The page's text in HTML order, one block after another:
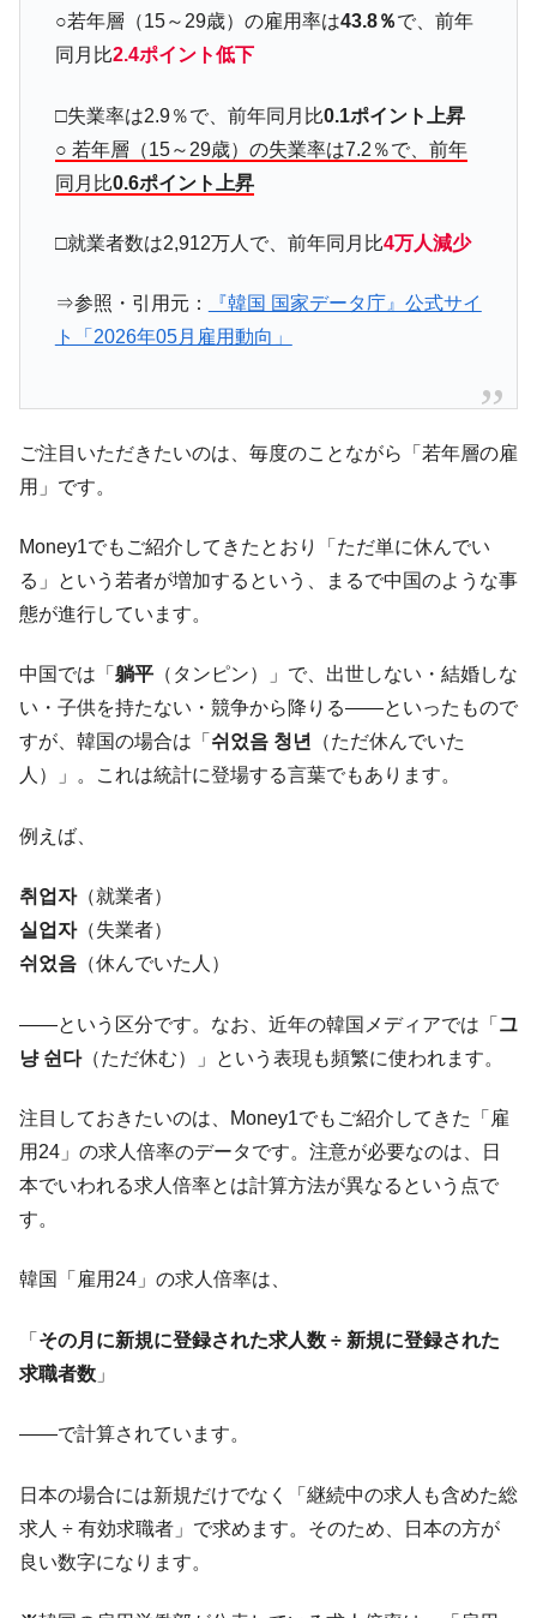
『Money1』
韓国製造業「半導体絶好調」のウラで他業
種は全般的「不調」⇒ PSIが示す現況は決して良くない。
ン』1人当たり賠償10万ウォンを認定 ⇒ 総額3兆7,000億
『Money1』 韓国で猛暑。南東部では干ばつ
『Money1』
韓国型イージス搭載の次世代駆逐艦
に韓国がいっちょがみしたのでは。
『Money1』
韓国政府『BYD』車への補助金を全廃 ⇒ 実
く空港に詰めかけ「出て行け！」「極右勢力」のプラカー
ドを掲げる「在韓反米勢力」
ータセンター整備」⇒ だから無理だってば。
『Money1』
JPモルガン「韓国レバレッジETFの清算は
ほぼ終わった」
発。
『Money1』
韓国政府「ニセＫ-ブランドを通報しようキ
ャンペーン」⇒ あの名物教授も登場！
『Money1』
韓国「橋が落ちました」⇒ 耐久性「なさす
『Money1』
にぶん殴る法案」提出！⇒ クーパン問題は合衆国企業に対
する差別。許してはおかぬ
他人事のような発言。
『Money1』
韓国半導体『SKハイニックス』2026年2Qの
『Money1』
韓国･加徳島新国際空港「またも暗礁」の危
機 ⇒ 10.7兆では損が出るからできない。
日(水)もサイドカー・サーキットブレイカーの二段コンボ
『Money1』
のは政界の責任だ」
Fact1
日本の誇る海洋資源調査船『白嶺』は先進技術の
Fact1
夏の甲子園、優勝校を最も多く輩出している都道
府県とは？
Fact1 今話題の「楽天ライオンズ」とは？
○若年層（15～29歳）の雇用率は43.8％で、前年
同月比2.4ポイント低下
□失業率は2.9％で、前年同月比0.1ポイント上昇
○ 若年層（15～29歳）の失業率は7.2％で、前年
同月比0.6ポイント上昇
□就業者数は2,912万人で、前年同月比4万人減少
⇒参照・引用元：
『韓国 国家データ庁』公式サイ
ト「2026年05月雇用動向」
ご注目いただきたいのは、毎度のことながら「若年層の雇
用」です。
Money1でもご紹介してきたとおり「ただ単に休んでい
る」という若者が増加するという、まるで中国のような事
態が進行しています。
中国では「 躺平 （タンピン）」で、出世しない・結婚しな
い・子供を持たない・競争から降りる――といったもので
すが、韓国の場合は「 쉬었음 청년 （ただ休んでいた
人）」。これは統計に登場する言葉でもあります。
例えば、
취업자（就業者）
실업자（失業者）
쉬었음 （休んでいた人）
――という区分です。なお、近年の韓国メディアでは「 그
냥 쉰다（ただ休む）」という表現も頻繁に使われます。
注目しておきたいのは、Money1でもご紹介してきた「雇
用24」の求人倍率のデータです。注意が必要なのは、日
本でいわれる求人倍率とは計算方法が異なるという点で
す。
韓国「雇用24」の求人倍率は、
「 その月に新規に登録された求人数 ÷ 新規に登録された
求職者数 」
――で計算されています。
日本の場合には新規だけでなく「継続中の求人も含めた総
求人 ÷ 有効求職者」で求めます。そのため、日本の方が
良い数字になります。